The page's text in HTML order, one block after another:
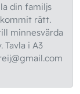
din familjs
rätt.
minnesvärda
i A3